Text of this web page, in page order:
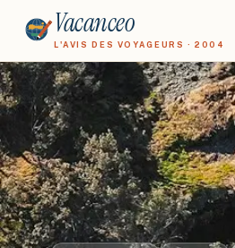
Vacanceo
L'AVIS DES VOYAGEURS · 2004